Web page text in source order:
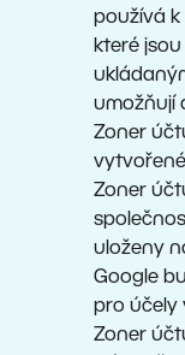
používá
které
umožňují
Zoner
Zoner
uloženy
Google
pro účely
Zoner